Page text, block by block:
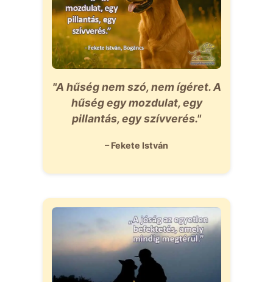
"A hűség nem szó, nem ígéret. A
hűség egy mozdulat, egy
pillantás, egy szívverés."
– Fekete István